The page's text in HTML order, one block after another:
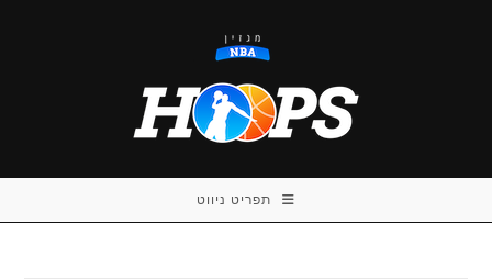
תפריט ניווט